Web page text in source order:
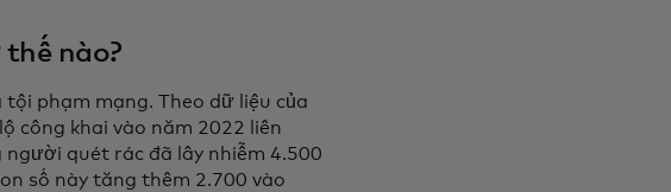
nào?
phạm mạng. Theo dữ liệu của
công khai vào năm 2022 liên
quét rác đã lây nhiễm 4.500
số này tăng thêm 2.700 vào